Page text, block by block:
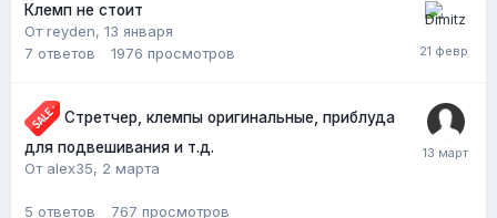
Клемп не стоит
От reyden, 13 января
7 ответов 1976 просмотров
Стретчер, клемпы оригинальные, приблуда
для подвешивания и т.д.
От alex35, 2 марта
5 ответов 767 просмотров